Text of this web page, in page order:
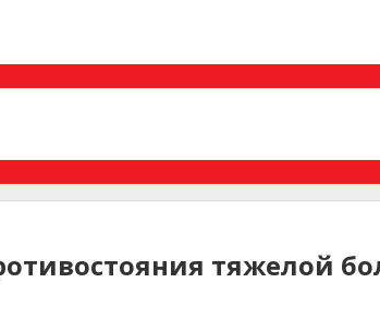
тяжелой